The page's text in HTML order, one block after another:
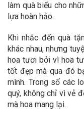
làm quà biếu cho
lựa hoàn hảo.
Khi nhắc đến quà
khác nhau, nhưng
hoa tươi bởi vì hoa
tốt đẹp mà qua đó
mình. Trong số các
quý, không chỉ vì vẻ
mà hoa mang lại.